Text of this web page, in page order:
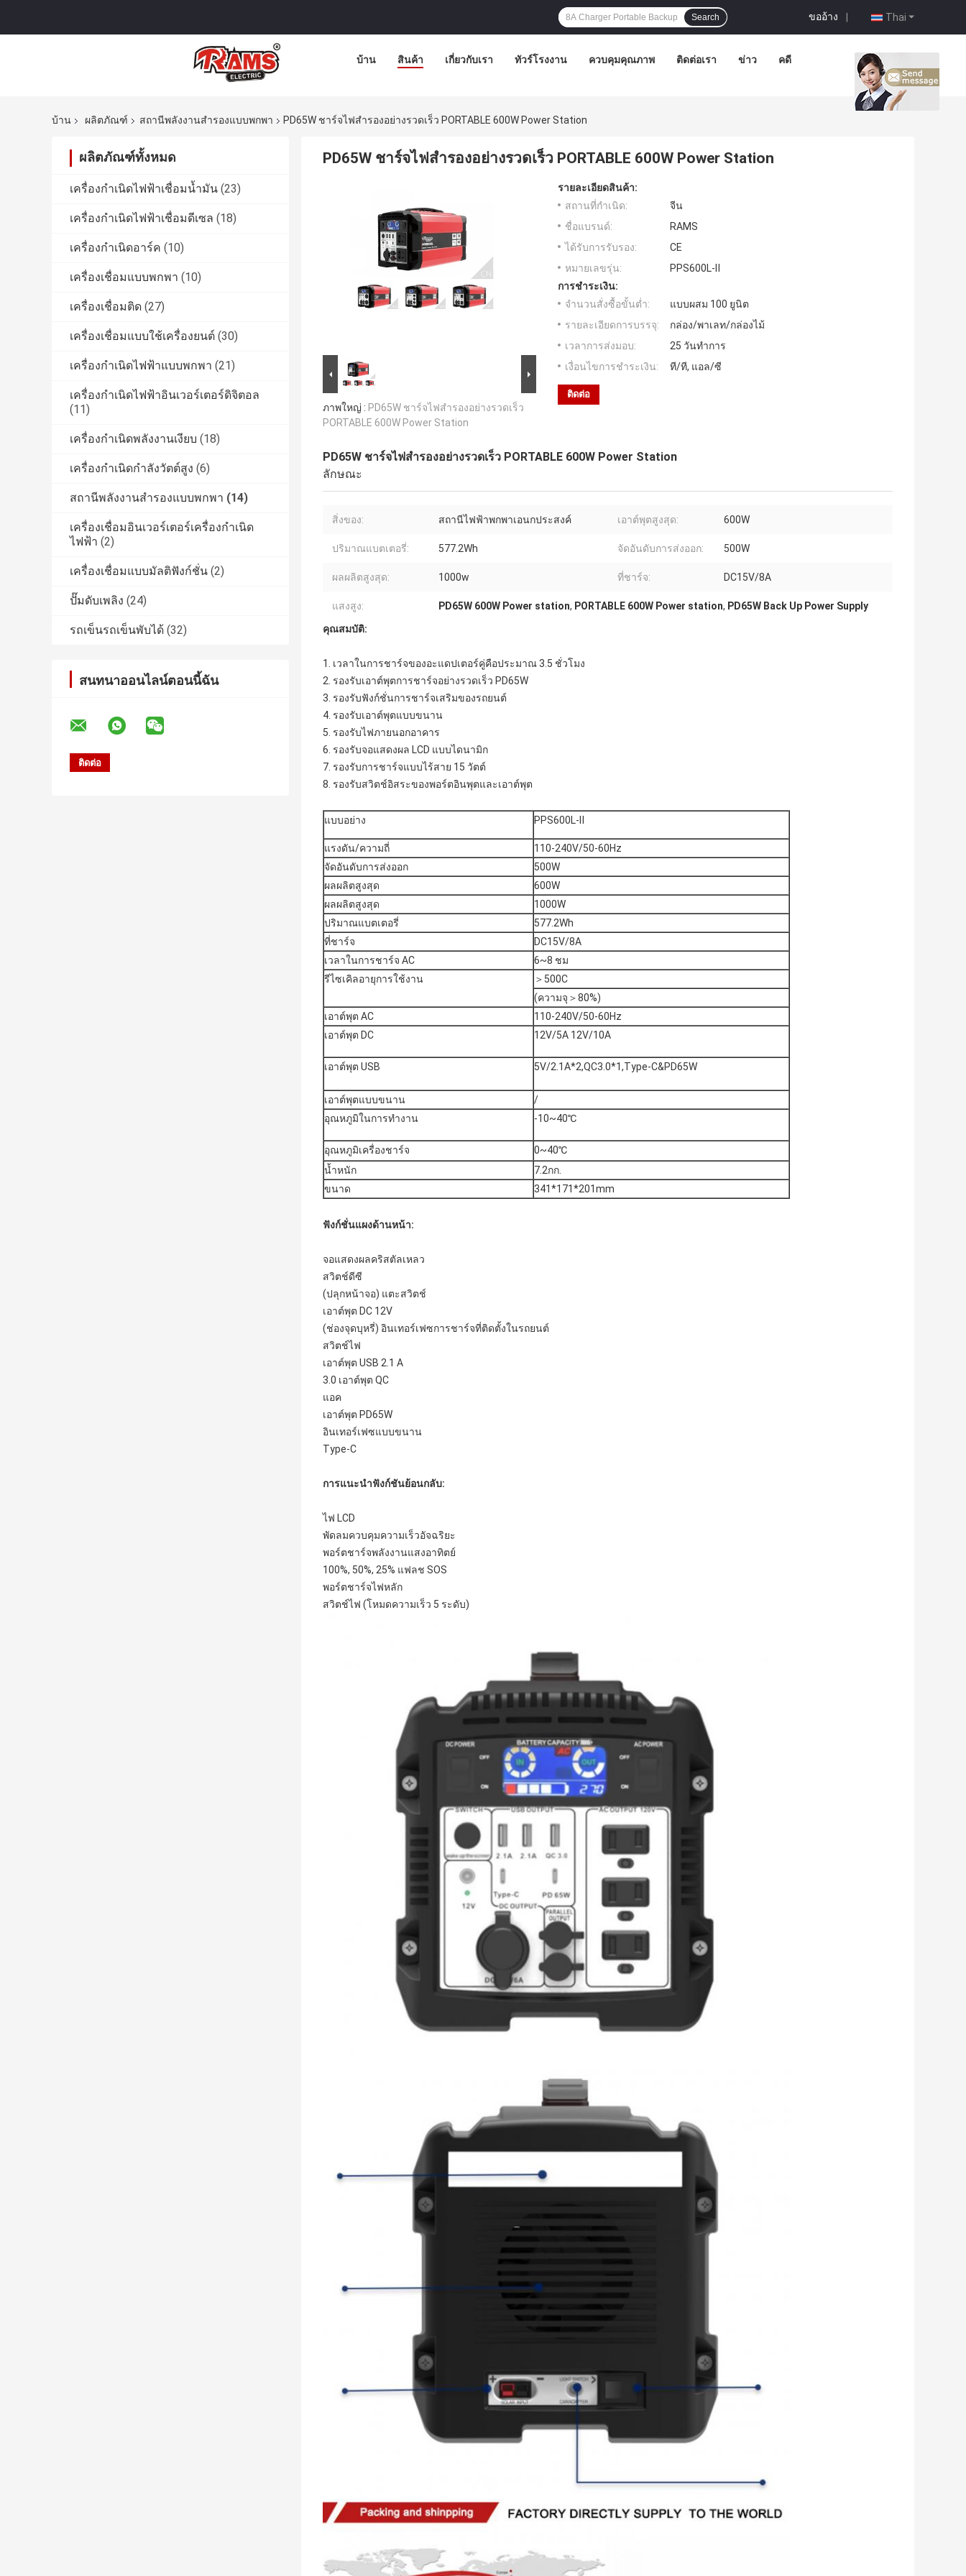
Thai
ขออ้าง |
Search
บ้าน สินค้า เกี่ยวกับเรา ทัวร์โรงงาน ควบคุมคุณภาพ ติดต่อเรา ข่าว คดี
บ้าน ผลิตภัณฑ์ สถานีพลังงานสำรองแบบพกพา PD65W ชาร์จไฟสำรองอย่างรวดเร็ว PORTABLE 600W Power Station
ผลิตภัณฑ์ทั้งหมด
เครื่องกำเนิดไฟฟ้าเชื่อมน้ำมัน (23)
เครื่องกำเนิดไฟฟ้าเชื่อมดีเซล (18)
เครื่องกำเนิดอาร์ค (10)
เครื่องเชื่อมแบบพกพา (10)
เครื่องเชื่อมติด (27)
เครื่องเชื่อมแบบใช้เครื่องยนต์ (30)
เครื่องกำเนิดไฟฟ้าแบบพกพา (21)
เครื่องกำเนิดไฟฟ้าอินเวอร์เตอร์ดิจิตอล
(11)
เครื่องกำเนิดพลังงานเงียบ (18)
เครื่องกำเนิดกำลังวัตต์สูง (6)
สถานีพลังงานสำรองแบบพกพา (14)
เครื่องเชื่อมอินเวอร์เตอร์เครื่องกำเนิด
ไฟฟ้า (2)
เครื่องเชื่อมแบบมัลติฟังก์ชั่น (2)
ปั๊มดับเพลิง (24)
รถเข็นรถเข็นพับได้ (32)
สนทนาออนไลน์ตอนนี้ฉัน
PD65W ชาร์จไฟสำรองอย่างรวดเร็ว PORTABLE 600W Power Station
ภาพใหญ่ : PD65W ชาร์จไฟสำรองอย่างรวดเร็ว
PORTABLE 600W Power Station
รายละเอียดสินค้า:
สถานที่กำเนิด:
จีน
ชื่อแบรนด์:
RAMS
ได้รับการรับรอง:
CE
หมายเลขรุ่น:
PPS600L-Ⅱ
การชำระเงิน:
จำนวนสั่งซื้อขั้นต่ำ:
แบบผสม 100 ยูนิต
รายละเอียดการบรรจุ:
กล่อง/พาเลท/กล่องไม้
เวลาการส่งมอบ:
25 วันทำการ
เงื่อนไขการชำระเงิน:
ที/ที, แอล/ซี
ติดต่อ
PD65W ชาร์จไฟสำรองอย่างรวดเร็ว PORTABLE 600W Power Station
ลักษณะ
สิ่งของ: สถานีไฟฟ้าพกพาเอนกประสงค์ เอาต์พุตสูงสุด: 600W
ปริมาณแบตเตอรี่: 577.2Wh จัดอันดับการส่งออก: 500W
ผลผลิตสูงสุด: 1000w ที่ชาร์จ: DC15V/8A
แสงสูง: PD65W 600W Power station, PORTABLE 600W Power station, PD65W Back Up Power Supply
คุณสมบัติ:
1. เวลาในการชาร์จของอะแดปเตอร์คู่คือประมาณ 3.5 ชั่วโมง
2. รองรับเอาต์พุตการชาร์จอย่างรวดเร็ว PD65W
3. รองรับฟังก์ชั่นการชาร์จเสริมของรถยนต์
4. รองรับเอาต์พุตแบบขนาน
5. รองรับไฟภายนอกอาคาร
6. รองรับจอแสดงผล LCD แบบไดนามิก
7. รองรับการชาร์จแบบไร้สาย 15 วัตต์
8. รองรับสวิตช์อิสระของพอร์ตอินพุตและเอาต์พุต
แบบอย่าง PPS600L-Ⅱ
แรงดัน/ความถี่
110-240V/50-60Hz
จัดอันดับการส่งออก
500W
ผลผลิตสูงสุด
600W
ผลผลิตสูงสุด
1000W
ปริมาณแบตเตอรี่
577.2Wh
ที่ชาร์จ
DC15V/8A
เวลาในการชาร์จ AC
6~8 ชม
รีไซเคิลอายุการใช้งาน
＞500C
(ความจุ＞80%)
เอาต์พุต AC
110-240V/50-60Hz
เอาต์พุต DC
12V/5A 12V/10A
เอาต์พุต USB 5V/2.1A*2,QC3.0*1,Type-C&PD65W
เอาต์พุตแบบขนาน
/
อุณหภูมิในการทำงาน
-10~40℃
อุณหภูมิเครื่องชาร์จ
0~40℃
น้ำหนัก
7.2กก.
ขนาด
341*171*201mm
ฟังก์ชั่นแผงด้านหน้า:
จอแสดงผลคริสตัลเหลว
สวิตช์ดีซี
(ปลุกหน้าจอ) แตะสวิตช์
เอาต์พุต DC 12V
(ช่องจุดบุหรี่) อินเทอร์เฟซการชาร์จที่ติดตั้งในรถยนต์
สวิตช์ไฟ
เอาต์พุต USB 2.1 A
3.0 เอาต์พุต QC
แอค
เอาต์พุต PD65W
อินเทอร์เฟซแบบขนาน
Type-C
การแนะนำฟังก์ชันย้อนกลับ:
ไฟ LCD
พัดลมควบคุมความเร็วอัจฉริยะ
พอร์ตชาร์จพลังงานแสงอาทิตย์
100%, 50%, 25% แฟลช SOS
พอร์ตชาร์จไฟหลัก
สวิตช์ไฟ (โหมดความเร็ว 5 ระดับ)